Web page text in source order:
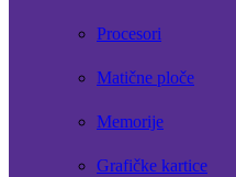
Procesori
Matične ploče
Memorije
Grafičke kartice